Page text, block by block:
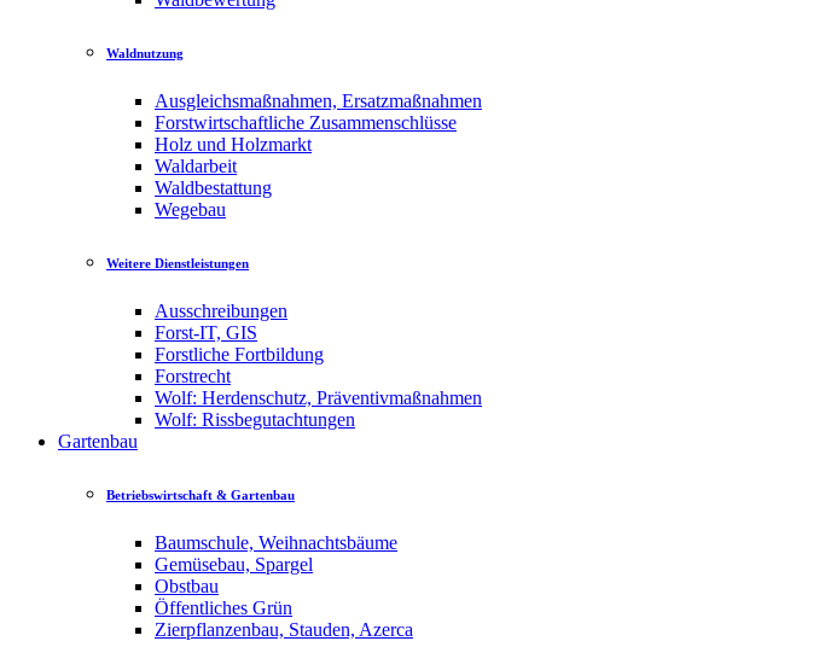
Waldnutzung
Ausgleichsmaßnahmen, Ersatzmaßnahmen
Forstwirtschaftliche Zusammenschlüsse
Holz und Holzmarkt
Waldarbeit
Waldbestattung
Wegebau
Weitere Dienstleistungen
Ausschreibungen
Forst-IT, GIS
Forstliche Fortbildung
Forstrecht
Wolf: Herdenschutz, Präventivmaßnahmen
Wolf: Rissbegutachtungen
Gartenbau
Betriebswirtschaft & Gartenbau
Baumschule, Weihnachtsbäume
Gemüsebau, Spargel
Obstbau
Öffentliches Grün
Zierpflanzenbau, Stauden, Azerca